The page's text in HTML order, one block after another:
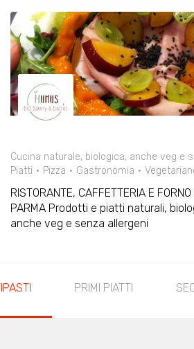
Cucina naturale, biologica, anche veg e
Piatti
Pizza Gastronomia
RISTORANTE, CAFFETTERIA E
PARMA Prodotti e piatti naturali,
anche veg e senza allergeni
PRIMI PIATTI